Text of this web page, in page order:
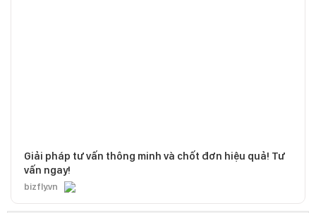
Giải pháp tư vấn thông minh và chốt đơn hiệu quả! Tư
vấn ngay!
bizfly.vn